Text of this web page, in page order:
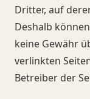
Dritter, auf
Deshalb
keine Gewähr
verlinkten
Betreiber der